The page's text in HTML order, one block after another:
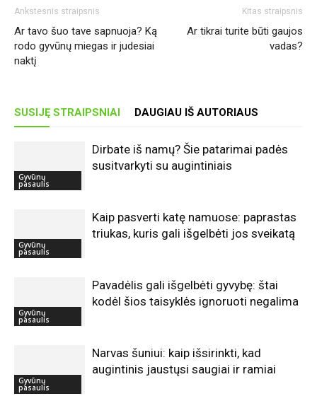
Ankstesnis straipsnis
Ar tavo šuo tave sapnuoja? Ką
rodo gyvūnų miegas ir judesiai
naktį
Kitas straipsnis
Ar tikrai turite būti gaujos
vadas?
SUSIJĘ STRAIPSNIAI DAUGIAU IŠ AUTORIAUS
Gyvūnų
pasaulis
Dirbate iš namų? Šie patarimai padės
susitvarkyti su augintiniais
Gyvūnų
pasaulis
Kaip pasverti katę namuose: paprastas
triukas, kuris gali išgelbėti jos sveikatą
Gyvūnų
pasaulis
Pavadėlis gali išgelbėti gyvybę: štai
kodėl šios taisyklės ignoruoti negalima
Gyvūnų
pasaulis
Narvas šuniui: kaip išsirinkti, kad
augintinis jaustųsi saugiai ir ramiai